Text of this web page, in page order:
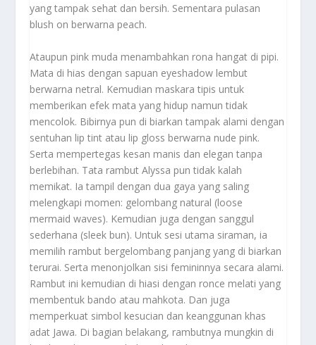
yang tampak sehat dan bersih. Sementara pulasan
blush on berwarna peach.
Ataupun pink muda menambahkan rona hangat di pipi.
Mata di hias dengan sapuan eyeshadow lembut
berwarna netral. Kemudian maskara tipis untuk
memberikan efek mata yang hidup namun tidak
mencolok. Bibirnya pun di biarkan tampak alami dengan
sentuhan lip tint atau lip gloss berwarna nude pink.
Serta mempertegas kesan manis dan elegan tanpa
berlebihan. Tata rambut Alyssa pun tidak kalah
memikat. Ia tampil dengan dua gaya yang saling
melengkapi momen: gelombang natural (loose
mermaid waves). Kemudian juga dengan sanggul
sederhana (sleek bun). Untuk sesi utama siraman, ia
memilih rambut bergelombang panjang yang di biarkan
terurai. Serta menonjolkan sisi femininnya secara alami.
Rambut ini kemudian di hiasi dengan ronce melati yang
membentuk bando atau mahkota. Dan juga
memperkuat simbol kesucian dan keanggunan khas
adat Jawa. Di bagian belakang, rambutnya mungkin di